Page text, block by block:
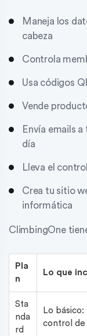
Maneja los
cabeza
Controla
Usa códigos
Vende
Envía emails
día
Lleva el
Crea tu sitio
informática
ClimbingOne
Pla
n
Lo que
Sta
nda
rd
Lo
control de